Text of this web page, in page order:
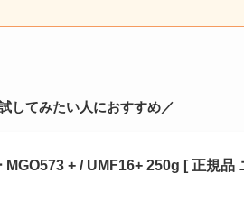
してみたい人におすすめ／
+ / UMF16+ 250g [ 正規品